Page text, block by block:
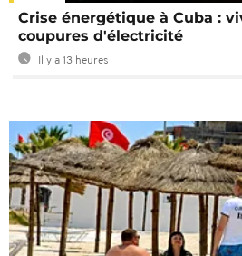
Crise énergétique à Cuba :
coupures d'électricité
Il y a 13 heures